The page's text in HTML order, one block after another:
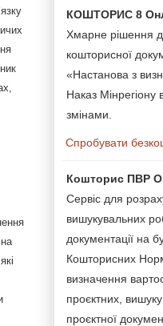
КОШТОРИС 8
Хмарне рішення
кошторисної
«Настанова з
Наказ
змінами.
Спробувати
Кошторис ПВР
Сервіс для
вишукувальних
документації на
Кошторисних
визначення
проєктних,
проєктної